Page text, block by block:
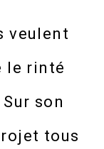
veulent
le rinté
Sur son
tous